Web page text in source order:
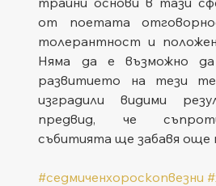
от поетата
толерантност и
Няма да е възможно
развитието на тези
изградили видими
предвид, че
#седмиченхороскопвезни